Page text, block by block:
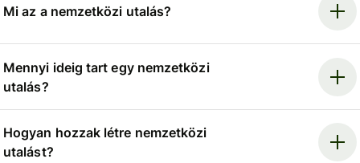
Mi az a nemzetközi utalás?
Mennyi ideig tart egy nemzetközi
utalás?
Hogyan hozzak létre nemzetközi
utalást?